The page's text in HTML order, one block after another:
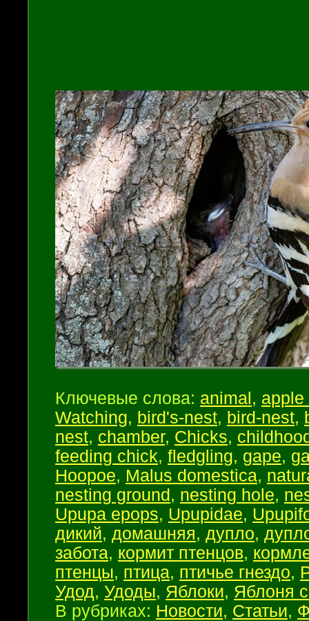
Ключевые слова: animal , apple
Watching, bird's-nest, bird-nest,
nest, chamber, Chicks,
feeding chick, fledgling, gape,
Hoopoe, Malus domestica,
nesting ground , nesting hole,
Upupa epops, Upupidae,
дикий, домашняя, дупло,
забота, кормит птенцов,
птенцы, птица, птичье гнездо,
Удод, Удоды, Яблоки, Яблоня
В рубриках: Новости, Статьи,